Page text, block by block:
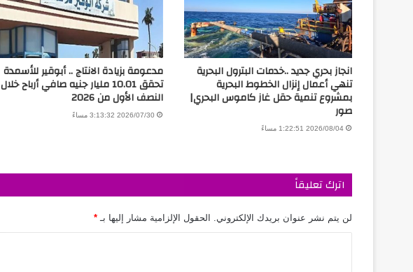
انجاز بحري جديد ..خدمات البترول البحرية
تنهي أعمال إنزال الخطوط البحرية
بمشروع تنمية حقل غاز كاموس البحري|
صور
2026/08/04 1:22:51 مساءً
مدعومة بزيادة الانتاج .. أبوقير للأسمدة
تحقق 10.01 مليار جنيه صافي أرباح خلال
النصف الأول من 2026
2026/07/30 3:13:32 مساءً
اترك تعليقاً
لن يتم نشر عنوان بريدك الإلكتروني. الحقول الإلزامية مشار إليها بـ *